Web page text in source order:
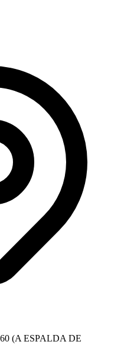
(A ESPALDA DE